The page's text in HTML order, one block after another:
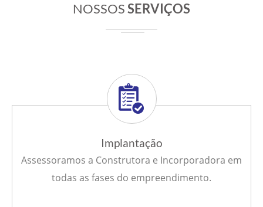
NOSSOSSERVIÇOS
Implantação
Assessoramos a Construtora e Incorporadora em
todas as fases do empreendimento.